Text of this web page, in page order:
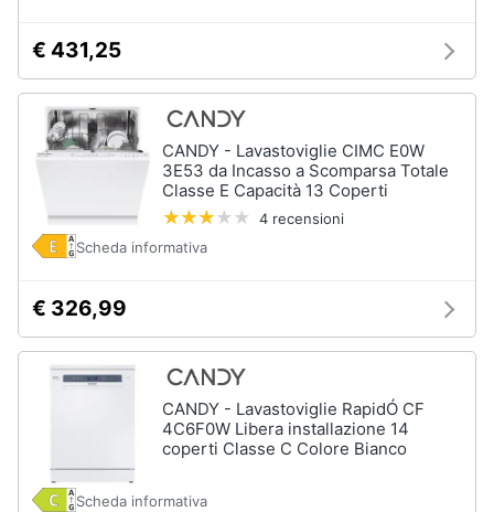
€ 431,25
CANDY - Lavastoviglie CIMC E0W
3E53 da Incasso a Scomparsa Totale
Classe E Capacità 13 Coperti
4 recensioni
Scheda informativa
€ 326,99
CANDY - Lavastoviglie RapidÓ CF
4C6F0W Libera installazione 14
coperti Classe C Colore Bianco
Scheda informativa